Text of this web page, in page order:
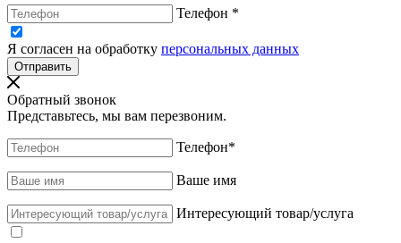
Телефон *
Я согласен на обработку персональных данных
Обратный звонок
Представьтесь, мы вам перезвоним.
Телефон*
Ваше имя
Интересующий товар/услуга